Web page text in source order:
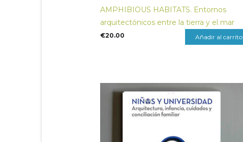
AMPHIBIOUS HABITATS. Entornos
arquitectónicos entre la tierra y el mar
€20.00 Añadir al carrito